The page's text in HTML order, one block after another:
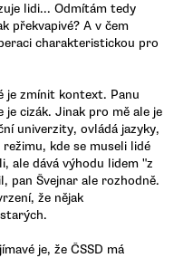
lidi... Odmítám tedy
překvapivé? A v čem
charakteristickou pro
je zmínit kontext. Panu
cizák. Jinak pro mě ale je
univerzity, ovládá jazyky,
kde se museli lidé
ale dává výhodu lidem "z
pan Švejnar ale rozhodně.
že nějak
je, že ČSSD má